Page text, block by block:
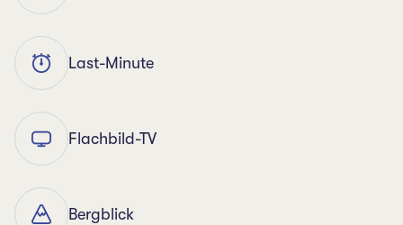
Last-Minute
Flachbild-TV
Bergblick